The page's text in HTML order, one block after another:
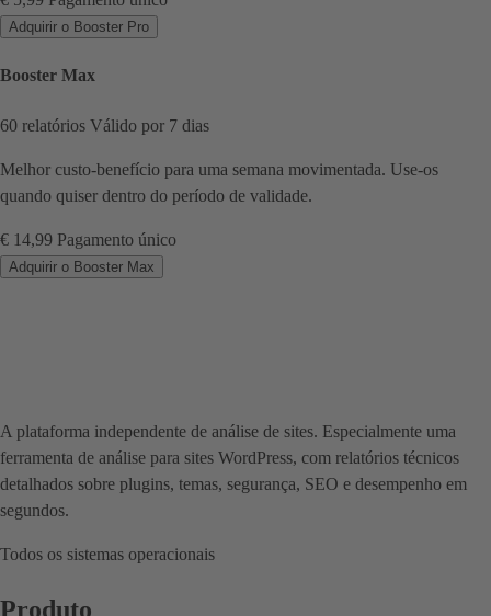
Adquirir o Booster Pro
Booster Max
60 relatórios Válido por 7 dias
Melhor custo-benefício para uma semana movimentada. Use-os
quando quiser dentro do período de validade.
€ 14,99 Pagamento único
Adquirir o Booster Max
A plataforma independente de análise de sites. Especialmente uma
ferramenta de análise para sites WordPress, com relatórios técnicos
detalhados sobre plugins, temas, segurança, SEO e desempenho em
segundos.
Todos os sistemas operacionais
Produto